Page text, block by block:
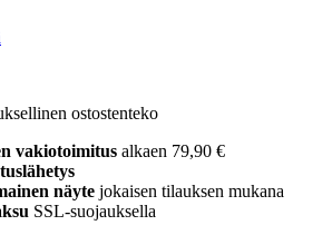
ostostenteko
vakiotoimitus alkaen 79,90 €
näyte jokaisen tilauksen mukana
SSL-suojauksella